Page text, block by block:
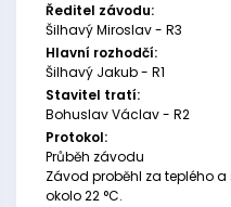
Ředitel závodu:
Šilhavý Miroslav - R3
Hlavní rozhodčí:
Šilhavý Jakub - R1
Stavitel tratí:
Bohuslav Václav - R2
Protokol:
Průběh závodu
Závod proběhl za teplého
okolo 22 °C.